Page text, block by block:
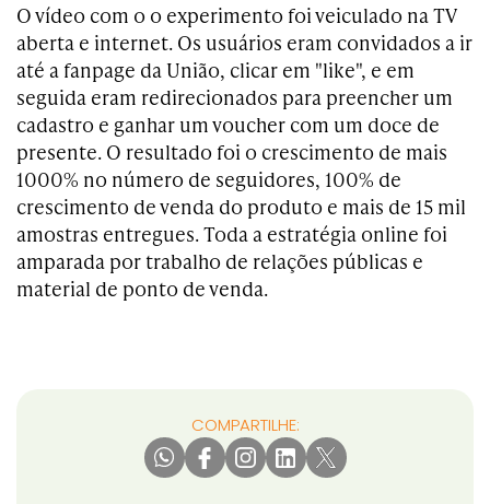
O vídeo com o o experimento foi veiculado na TV
aberta e internet. Os usuários eram convidados a ir
até a fanpage da União, clicar em "like", e em
seguida eram redirecionados para preencher um
cadastro e ganhar um voucher com um doce de
presente. O resultado foi o crescimento de mais
1000% no número de seguidores, 100% de
crescimento de venda do produto e mais de 15 mil
amostras entregues. Toda a estratégia online foi
amparada por trabalho de relações públicas e
material de ponto de venda.
COMPARTILHE: